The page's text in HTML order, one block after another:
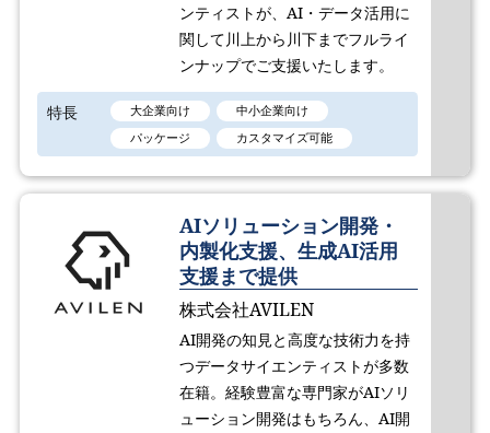
ンティストが、AI・データ活用に
関して川上から川下までフルライ
ンナップでご支援いたします。
特長 大企業向け
中小企業向け
パッケージ
カスタマイズ可能
AIソリューション開発・
内製化支援、生成AI活用
支援まで提供
株式会社AVILEN
AI開発の知見と高度な技術力を持
つデータサイエンティストが多数
在籍。経験豊富な専門家がAIソリ
ューション開発はもちろん、AI開